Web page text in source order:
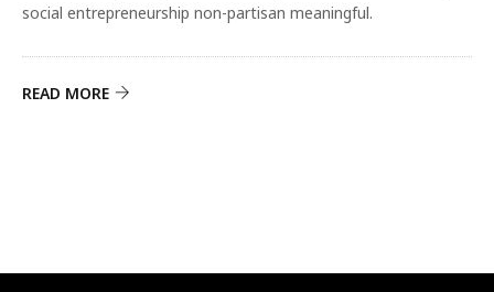
social entrepreneurship non-partisan meaningful.
READ MORE